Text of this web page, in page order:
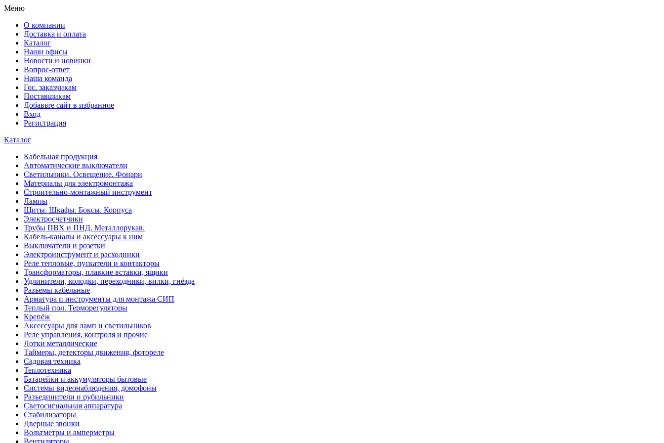
Меню
О компании
Доставка и оплата
Каталог
Наши офисы
Новости и новинки
Вопрос-ответ
Наша команда
Гос. заказчикам
Поставщикам
Добавьте сайт в избранное
Вход
Регистрация
Каталог
Кабельная продукция
Автоматические выключатели
Светильники. Освещение. Фонари
Материалы для электромонтажа
Строительно-монтажный инструмент
Лампы
Щиты. Шкафы. Боксы. Корпуса
Электросчетчики
Трубы ПВХ и ПНД. Металлорукав.
Кабель-каналы и аксессуары к ним
Выключатели и розетки
Электроинструмент и расходники
Реле тепловые, пускатели и контакторы
Трансформаторы, плавкие вставки, ящики
Удлинители, колодки, переходники, вилки, гнёзда
Разъемы кабельные
Арматура и инструменты для монтажа СИП
Теплый пол. Терморегуляторы
Крепёж
Аксессуары для ламп и светильников
Реле управления, контроля и прочие
Лотки металлические
Таймеры, детекторы движения, фотореле
Садовая техника
Теплотехника
Батарейки и аккумуляторы бытовые
Системы видеонаблюдения, домофоны
Разъединители и рубильники
Светосигнальная аппаратура
Стабилизаторы
Дверные звонки
Вольтметры и амперметры
Вентиляторы